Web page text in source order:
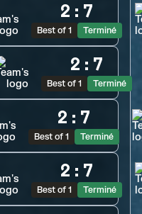
2 : 7
Best of 1 Terminé
2 : 7
Best of 1 Terminé
2 : 7
Best of 1 Terminé
2 : 7
Best of 1 Terminé